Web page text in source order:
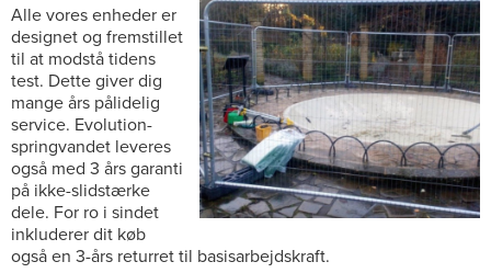
Alle vores enheder er
designet og fremstillet
til at modstå tidens
test. Dette giver dig
mange års pålidelig
service. Evolution-
springvandet leveres
også med 3 års garanti
på ikke-slidstærke
dele. For ro i sindet
inkluderer dit køb
også en 3-års returret til basisarbejdskraft.